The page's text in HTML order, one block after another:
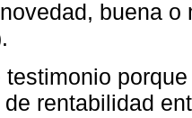
buena
testimonio
rentabilidad